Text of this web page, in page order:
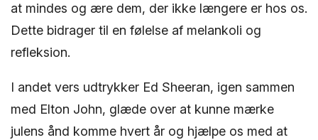
at mindes og ære dem, der ikke længere er hos os.
Dette bidrager til en følelse af melankoli og
refleksion.
I andet vers udtrykker Ed Sheeran, igen sammen
med Elton John, glæde over at kunne mærke
julens ånd komme hvert år og hjælpe os med at